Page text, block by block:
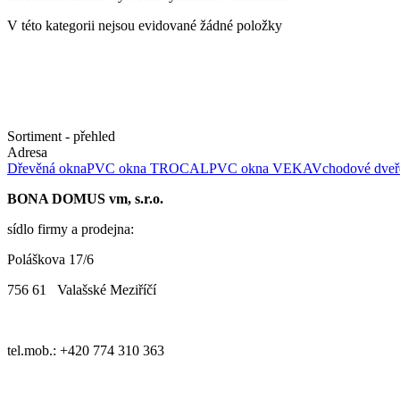
V této kategorii nejsou evidované žádné položky
Sortiment - přehled
Adresa
Dřevěná oknaPVC okna TROCALPVC okna VEKAVchodové
BONA DOMUS vm, s.r.o.
sídlo firmy a prodejna:
Poláškova 17/6
756 61 Valašské Meziříčí
tel.mob.: +420 774 310 363